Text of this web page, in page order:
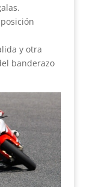
y otra
banderazo